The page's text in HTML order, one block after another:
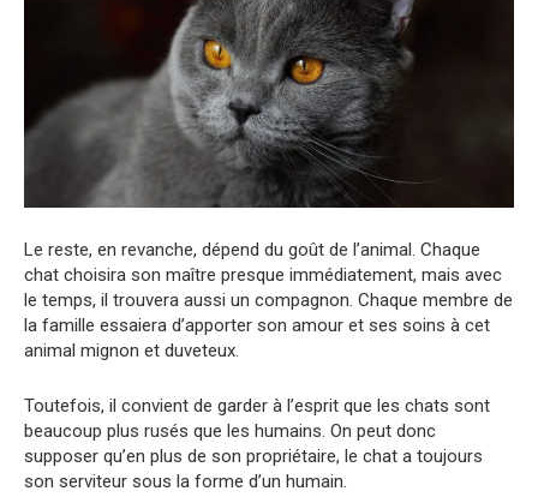
Le reste, en revanche, dépend du goût de l’animal. Chaque
chat choisira son maître presque immédiatement, mais avec
le temps, il trouvera aussi un compagnon. Chaque membre de
la famille essaiera d’apporter son amour et ses soins à cet
animal mignon et duveteux.
Toutefois, il convient de garder à l’esprit que les chats sont
beaucoup plus rusés que les humains. On peut donc
supposer qu’en plus de son propriétaire, le chat a toujours
son serviteur sous la forme d’un humain.